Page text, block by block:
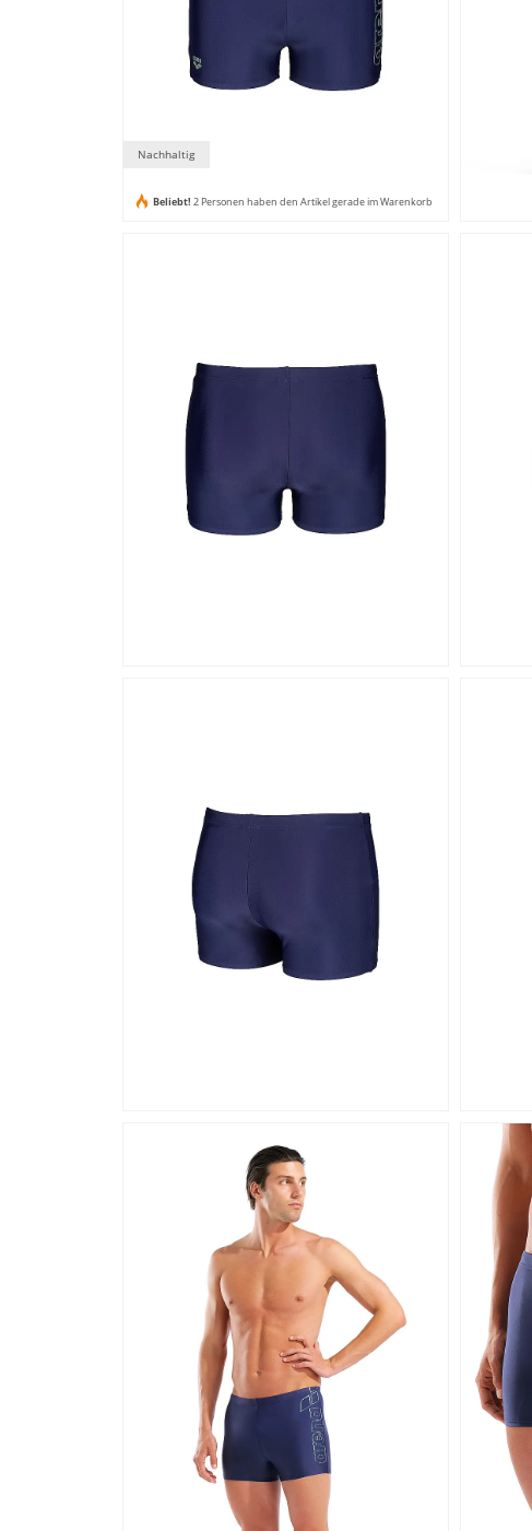
Nachhaltig
Beliebt! 2 Personen haben den Artikel gerade im Warenkorb